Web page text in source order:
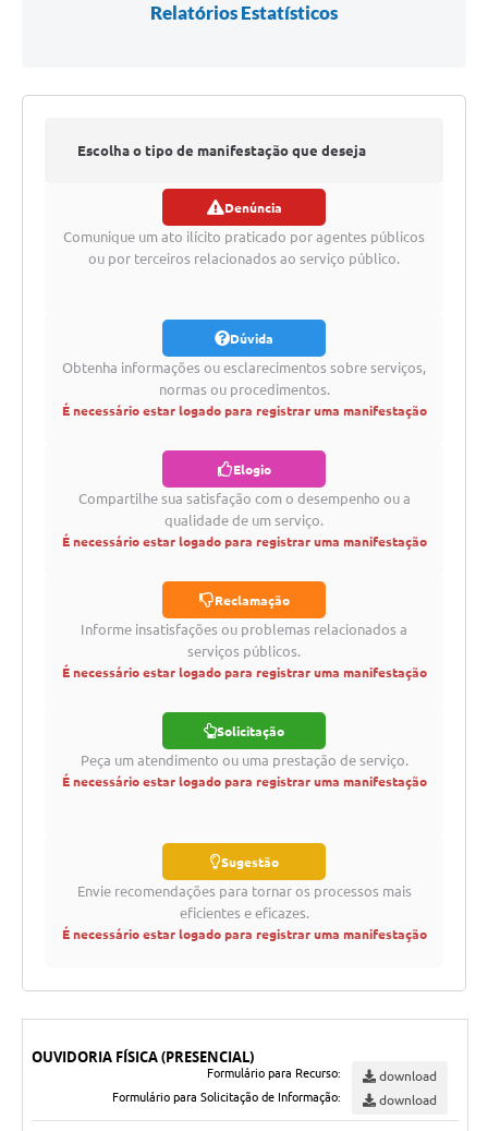
Relatórios Estatísticos
Escolha o tipo de manifestação que deseja
Denúncia
Comunique um ato ilícito praticado por agentes públicos
ou por terceiros relacionados ao serviço público.
Dúvida
Obtenha informações ou esclarecimentos sobre serviços,
normas ou procedimentos.
É necessário estar logado para registrar uma manifestação
Elogio
Compartilhe sua satisfação com o desempenho ou a
qualidade de um serviço.
É necessário estar logado para registrar uma manifestação
Reclamação
Informe insatisfações ou problemas relacionados a
serviços públicos.
É necessário estar logado para registrar uma manifestação
Solicitação
Peça um atendimento ou uma prestação de serviço.
É necessário estar logado para registrar uma manifestação
Sugestão
Envie recomendações para tornar os processos mais
eficientes e eficazes.
É necessário estar logado para registrar uma manifestação
OUVIDORIA FÍSICA (PRESENCIAL)
Formulário para Recurso: download
Formulário para Solicitação de Informação: download